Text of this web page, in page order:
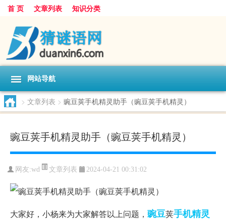
首 页 文章列表 知识分类
网站导航
> 文章列表 > 豌豆荚手机精灵助手（豌豆荚手机精灵）
豌豆荚手机精灵助手（豌豆荚手机精灵）
网友:wd 文章列表 2024-04-21 00:31:02
大家好，小杨来为大家解答以上问题， 豌豆荚手机精灵